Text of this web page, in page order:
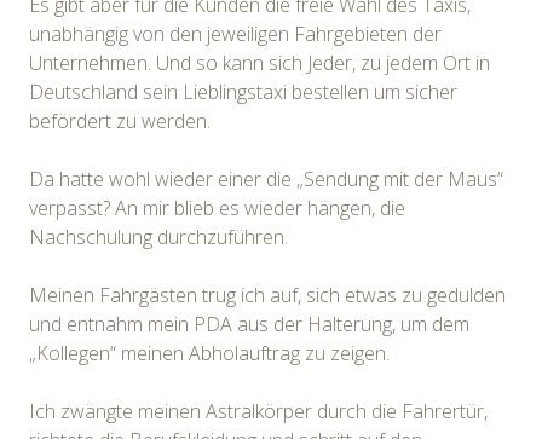
unabhängig von den jeweiligen Fahrgebieten der
Unternehmen. Und so kann sich Jeder, zu jedem Ort in
Deutschland sein Lieblingstaxi bestellen um sicher
befördert zu werden.
Da hatte wohl wieder einer die „Sendung mit der Maus“
verpasst? An mir blieb es wieder hängen, die
Nachschulung durchzuführen.
Meinen Fahrgästen trug ich auf, sich etwas zu gedulden
und entnahm mein PDA aus der Halterung, um dem
„Kollegen“ meinen Abholauftrag zu zeigen.
Ich zwängte meinen Astralkörper durch die Fahrertür,